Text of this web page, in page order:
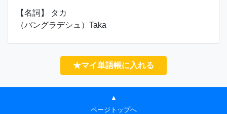
【名詞】 タカ
（バングラデシュ）Taka
★マイ単語帳に入れる
▲
ページトップへ